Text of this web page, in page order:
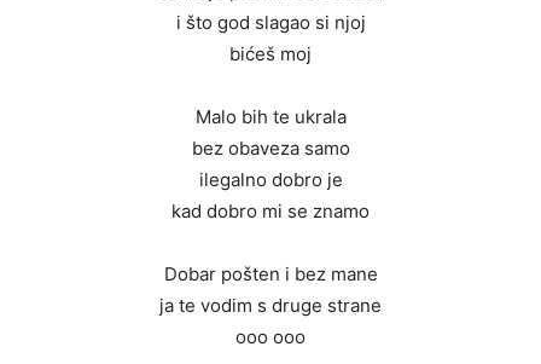
i što god slagao si njoj
bićeš moj
Malo bih te ukrala
bez obaveza samo
ilegalno dobro je
kad dobro mi se znamo
Dobar pošten i bez mane
ja te vodim s druge strane
ooo ooo